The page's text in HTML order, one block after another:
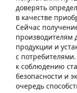
доверять
в качестве
Сейчас
производителям
продукции и
с
к соблюдению
безопасности и
очередь